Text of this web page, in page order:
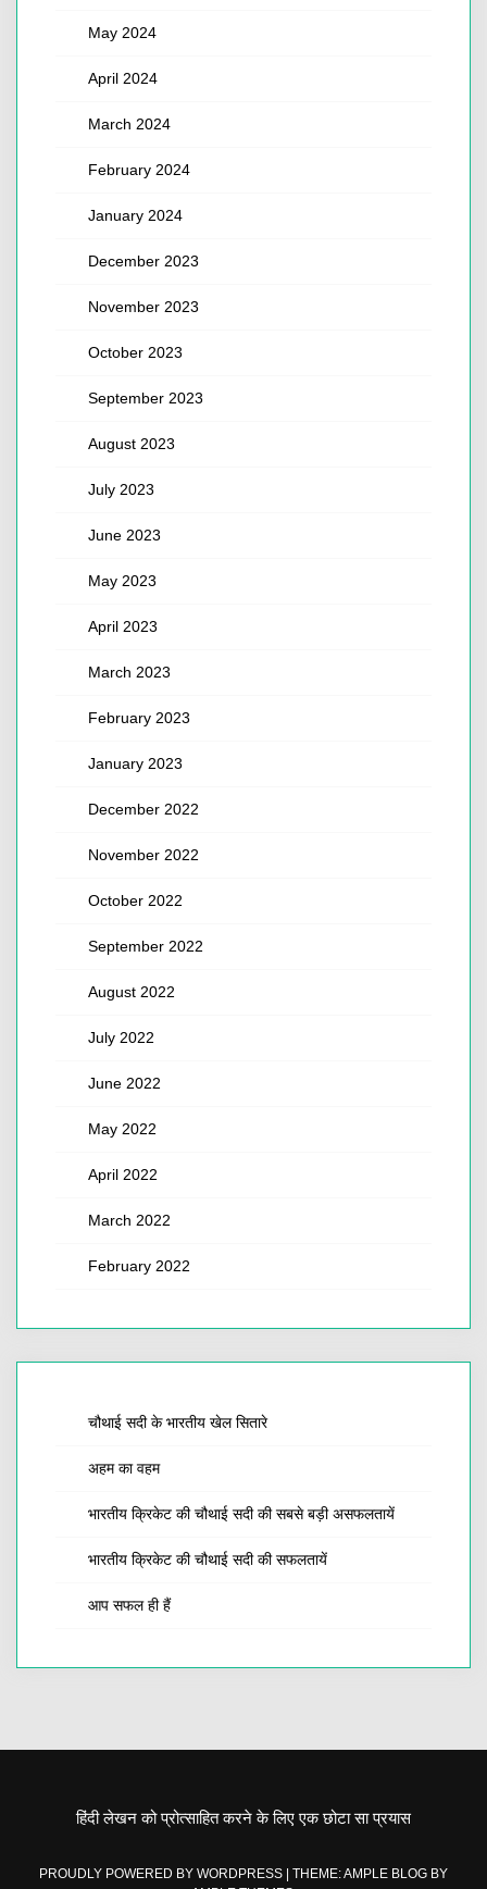
May 2024
April 2024
March 2024
February 2024
January 2024
December 2023
November 2023
October 2023
September 2023
August 2023
July 2023
June 2023
May 2023
April 2023
March 2023
February 2023
January 2023
December 2022
November 2022
October 2022
September 2022
August 2022
July 2022
June 2022
May 2022
April 2022
March 2022
February 2022
चौथाई सदी के भारतीय खेल सितारे
अहम का वहम
भारतीय क्रिकेट की चौथाई सदी की सबसे बड़ी असफलतायें
भारतीय क्रिकेट की चौथाई सदी की सफलतायें
आप सफल ही हैं
हिंदी लेखन को प्रोत्साहित करने के लिए एक छोटा सा प्रयास
PROUDLY POWERED BY WORDPRESS
THEME: AMPLE BLOG BY